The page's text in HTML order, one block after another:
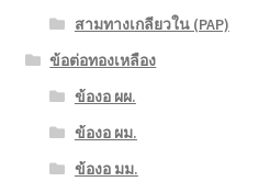
สามทางเกลียวใน (PAP)
ข้อต่อทองเหลือง
ข้องอ ผผ.
ข้องอ ผม.
ข้องอ มม.